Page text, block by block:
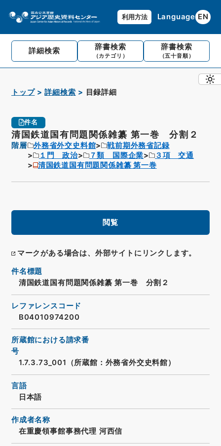
利用方法 Language EN
詳細検索 辞書検索
（カテゴリ）
辞書検索
（五十音順）
トップ 詳細検索 目録詳細
件名
清国鉄道国有問題関係雑纂 第一巻 分割２
階層 外務省外交史料館
戦前期外務省記録
１門 政治
７類 国際企業
３項 交通
清国鉄道国有問題関係雑纂 第一巻
閲覧
マークがある場合は、外部サイトにリンクします。
件名標題
清国鉄道国有問題関係雑纂 第一巻 分割２
レファレンスコード
B04010974200
所蔵館における請求番
号
1.7.3.73_001（所蔵館：外務省外交史料館）
言語
日本語
作成者名称
在重慶領事館事務代理 河西信